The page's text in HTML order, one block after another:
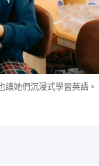
她們沉浸式學習英語。